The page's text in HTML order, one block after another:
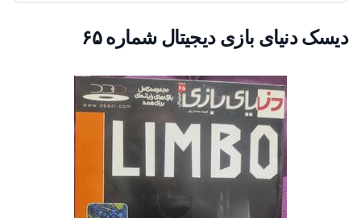
دیسک دنیای بازی دیجیتال شماره ۶۵